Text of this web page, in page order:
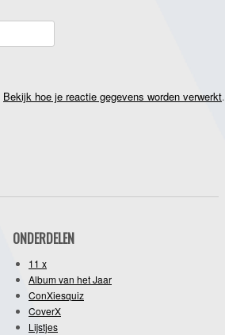
Bekijk hoe je reactie gegevens worden verwerkt.
ONDERDELEN
11 x
Album van het Jaar
ConXiesquiz
CoverX
Lijstjes